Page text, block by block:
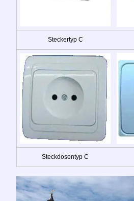
Steckertyp C
Steckdosentyp C